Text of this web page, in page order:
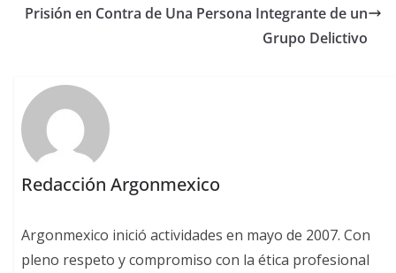
Prisión en Contra de Una Persona Integrante de un
Grupo Delictivo
Redacción Argonmexico
Argonmexico inició actividades en mayo de 2007. Con
pleno respeto y compromiso con la ética profesional